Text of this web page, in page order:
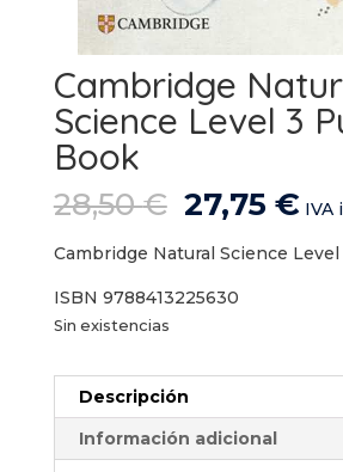
Cambridge
Science Level 3
Book
28,50€ El
precio
original
era:
28,50 €.
27,75 €El
IVA
Cambridge Natural Science Level
ISBN 9788413225630
Sin existencias
Descripción
Información adicional